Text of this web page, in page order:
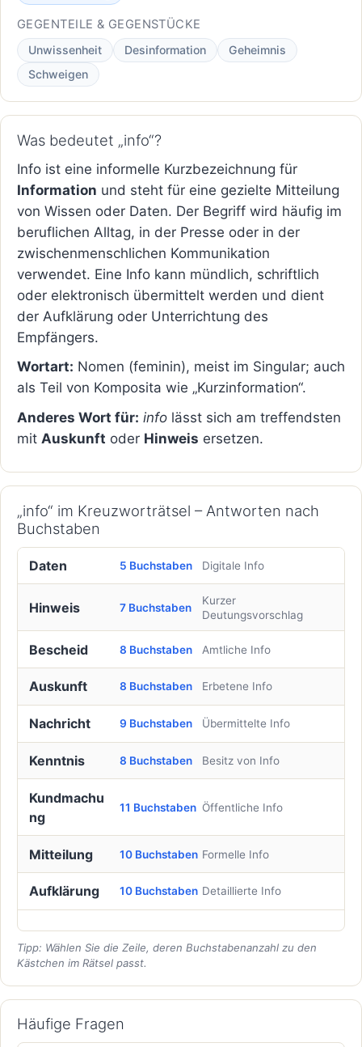
GEGENTEILE & GEGENSTÜCKE
Unwissenheit Desinformation
Geheimnis
Schweigen
Was bedeutet „info“?
Info ist eine informelle Kurzbezeichnung für
Information und steht für eine gezielte Mitteilung
von Wissen oder Daten. Der Begriff wird häufig im
beruflichen Alltag, in der Presse oder in der
zwischenmenschlichen Kommunikation
verwendet. Eine Info kann mündlich, schriftlich
oder elektronisch übermittelt werden und dient
der Aufklärung oder Unterrichtung des
Empfängers.
Wortart: Nomen (feminin), meist im Singular; auch
als Teil von Komposita wie „Kurzinformation“.
Anderes Wort für: info lässt sich am treffendsten
mit Auskunft oder Hinweis ersetzen.
„info“ im Kreuzworträtsel – Antworten nach
Buchstaben
Daten 5 Buchstaben Digitale Info
Hinweis 7 Buchstaben
Kurzer
Deutungsvorschlag
Bescheid 8 Buchstaben Amtliche Info
Auskunft 8 Buchstaben Erbetene Info
Nachricht 9 Buchstaben Übermittelte Info
Kenntnis 8 Buchstaben Besitz von Info
Kundmachu
ng
11 Buchstaben Öffentliche Info
Mitteilung 10 Buchstaben Formelle Info
Aufklärung 10 Buchstaben Detaillierte Info
Tipp: Wählen Sie die Zeile, deren Buchstabenanzahl zu den
Kästchen im Rätsel passt.
Häufige Fragen